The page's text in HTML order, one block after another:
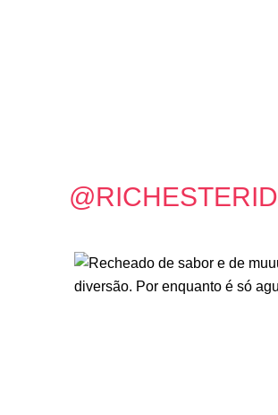
@RICHESTERID